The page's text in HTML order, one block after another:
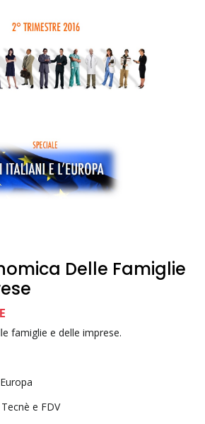
Delle Famiglie
famiglie e delle imprese.
e FDV